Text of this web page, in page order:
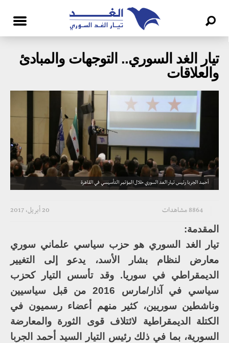
تيار الغد السوري.. التوجهات والمبادئ
والعلاقات
أحمد الجربا رئيس تيار الغد السوري خلال المؤتمر التأسيسي في القاهرة
20 أبريل، 2017 8864 مشاهدات
المقدمة:
تيار الغد السوري هو حزب سياسي علماني سوري
معارض لنظام بشار الأسد، يدعو إلى التغيير
الديمقراطي في سوريا. وقد تأسس التيار كحزب
سياسي في آذار/مارس 2016 من قبل سياسيين
وناشطين سوريين، كثير منهم أعضاء رسميون في
الكتلة الديمقراطية لائتلاف قوى الثورة والمعارضة
السورية، بما في ذلك رئيس التيار السيد أحمد الجربا